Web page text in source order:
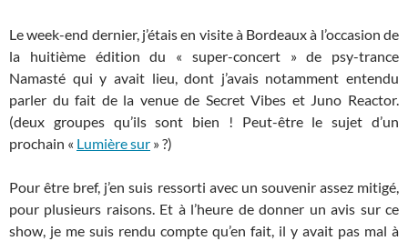
Le week-end dernier, j’étais en visite à Bordeaux à l’occasion de
la huitième édition du « super-concert » de psy-trance
Namasté qui y avait lieu, dont j’avais notamment entendu
parler du fait de la venue de Secret Vibes et Juno Reactor.
(deux groupes qu’ils sont bien ! Peut-être le sujet d’un
prochain « Lumière sur » ?)
Pour être bref, j’en suis ressorti avec un souvenir assez mitigé,
pour plusieurs raisons. Et à l’heure de donner un avis sur ce
show, je me suis rendu compte qu’en fait, il y avait pas mal à